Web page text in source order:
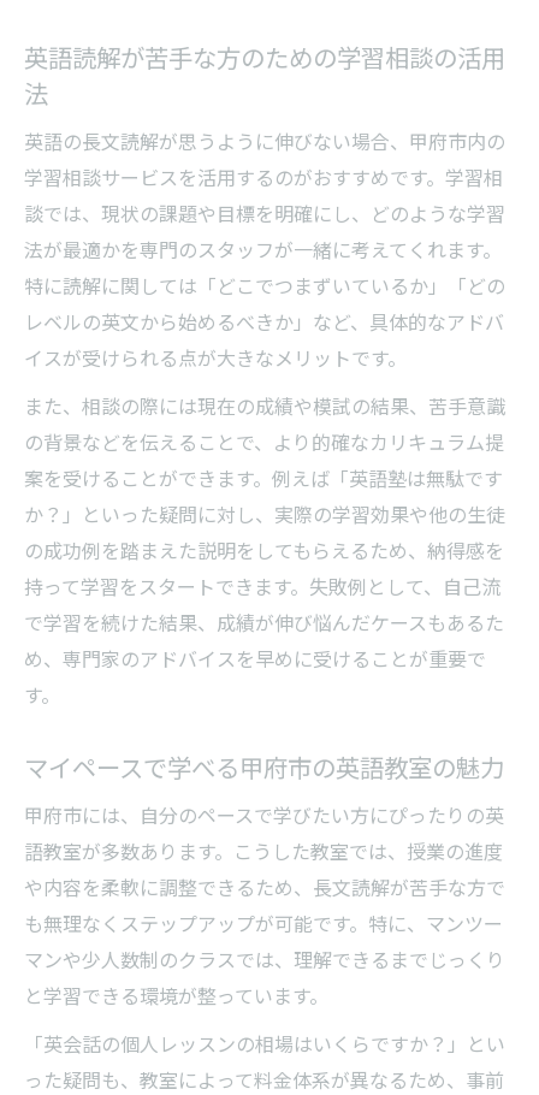
英語読解が苦手な方のための学習相談の活用
法
英語の長文読解が思うように伸びない場合、甲府市内の
学習相談サービスを活用するのがおすすめです。学習相
談では、現状の課題や目標を明確にし、どのような学習
法が最適かを専門のスタッフが一緒に考えてくれます。
特に読解に関しては「どこでつまずいているか」「どの
レベルの英文から始めるべきか」など、具体的なアドバ
イスが受けられる点が大きなメリットです。
また、相談の際には現在の成績や模試の結果、苦手意識
の背景などを伝えることで、より的確なカリキュラム提
案を受けることができます。例えば「英語塾は無駄です
か？」といった疑問に対し、実際の学習効果や他の生徒
の成功例を踏まえた説明をしてもらえるため、納得感を
持って学習をスタートできます。失敗例として、自己流
で学習を続けた結果、成績が伸び悩んだケースもあるた
め、専門家のアドバイスを早めに受けることが重要で
す。
マイペースで学べる甲府市の英語教室の魅力
甲府市には、自分のペースで学びたい方にぴったりの英
語教室が多数あります。こうした教室では、授業の進度
や内容を柔軟に調整できるため、長文読解が苦手な方で
も無理なくステップアップが可能です。特に、マンツー
マンや少人数制のクラスでは、理解できるまでじっくり
と学習できる環境が整っています。
「英会話の個人レッスンの相場はいくらですか？」とい
った疑問も、教室によって料金体系が異なるため、事前